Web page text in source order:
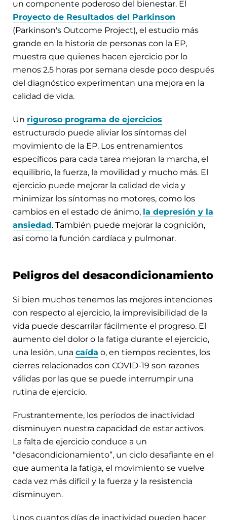
un componente poderoso del bienestar. El
Proyecto de Resultados del Parkinson
(Parkinson's Outcome Project), el estudio más
grande en la historia de personas con la EP,
muestra que quienes hacen ejercicio por lo
menos 2.5 horas por semana desde poco después
del diagnóstico experimentan una mejora en la
calidad de vida.
Un riguroso programa de ejercicios
estructurado puede aliviar los síntomas del
movimiento de la EP. Los entrenamientos
específicos para cada tarea mejoran la marcha, el
equilibrio, la fuerza, la movilidad y mucho más. El
ejercicio puede mejorar la calidad de vida y
minimizar los síntomas no motores, como los
cambios en el estado de ánimo, la depresión y la
ansiedad. También puede mejorar la cognición,
así como la función cardíaca y pulmonar.
Peligros del desacondicionamiento
Si bien muchos tenemos las mejores intenciones
con respecto al ejercicio, la imprevisibilidad de la
vida puede descarrilar fácilmente el progreso. El
aumento del dolor o la fatiga durante el ejercicio,
una lesión, una caída o, en tiempos recientes, los
cierres relacionados con COVID-19 son razones
válidas por las que se puede interrumpir una
rutina de ejercicio.
Frustrantemente, los períodos de inactividad
disminuyen nuestra capacidad de estar activos.
La falta de ejercicio conduce a un
“desacondicionamiento”, un ciclo desafiante en el
que aumenta la fatiga, el movimiento se vuelve
cada vez más difícil y la fuerza y la resistencia
disminuyen.
Unos cuantos días de inactividad pueden hacer